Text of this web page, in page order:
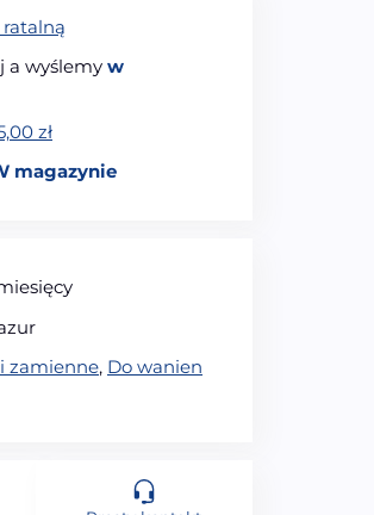
a wyślemy w
zł
magazynie
zamienne, Do wanien